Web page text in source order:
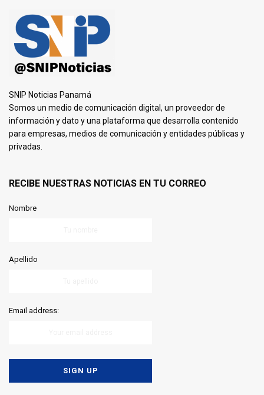
SNIP Noticias Panamá
Somos un medio de comunicación digital, un proveedor de
información y dato y una plataforma que desarrolla contenido
para empresas, medios de comunicación y entidades públicas y
privadas.
RECIBE NUESTRAS NOTICIAS EN TU CORREO
Nombre
Apellido
Email address: